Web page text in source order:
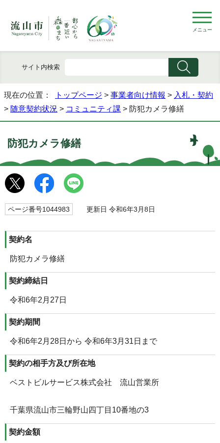
メニュー
サイト内検索
現在の位置： トップページ > 事業者向け情報 > 入札・契約
> 随意契約状況 > コミュニティ課 > 防犯カメラ修繕
防犯カメラ修繕
ページ番号1044983 更新日 令和6年3月8日
契約名
防犯カメラ修繕
契約締結日
令和6年2月27日
契約期間
令和6年2月28日から 令和6年3月31日まで
契約の相手方及び所在地
ベストビルサービス株式会社 流山営業所
千葉県流山市三輪野山四丁目10番地の3
契約金額